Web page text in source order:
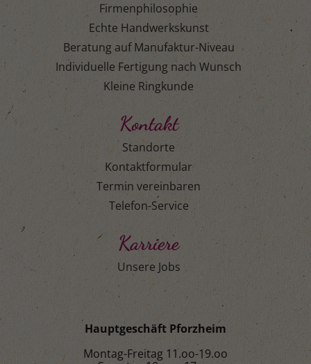
Firmenphilosophie
Echte Handwerkskunst
Beratung auf Manufaktur-Niveau
Individuelle Fertigung nach Wunsch
Kleine Ringkunde
Kontakt
Standorte
Kontaktformular
Termin vereinbaren
Telefon-Service
Karriere
Unsere Jobs
Hauptgeschäft Pforzheim
Montag-Freitag 11.oo-19.oo